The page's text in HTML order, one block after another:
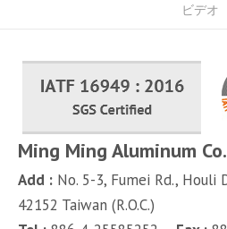
ビデオ
Ming Ming Aluminum
Add : No. 5-3, Fumei Rd., Houli
42152 Taiwan (R.O.C.)